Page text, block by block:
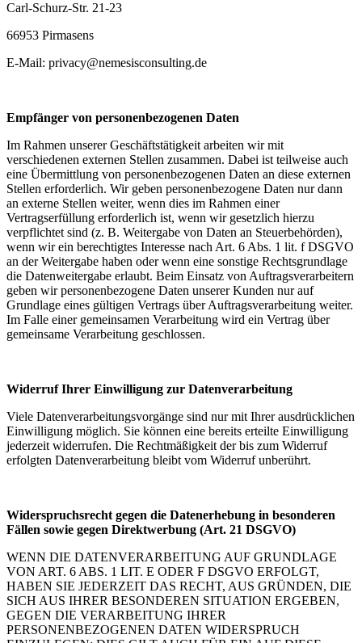
Carl-Schurz-Str. 21-23
66953 Pirmasens
E-Mail: privacy@nemesisconsulting.de
Empfänger von personenbezogenen Daten
Im Rahmen unserer Geschäftstätigkeit arbeiten wir mit
verschiedenen externen Stellen zusammen. Dabei ist teilweise auch
eine Übermittlung von personenbezogenen Daten an diese externen
Stellen erforderlich. Wir geben personenbezogene Daten nur dann
an externe Stellen weiter, wenn dies im Rahmen einer
Vertragserfüllung erforderlich ist, wenn wir gesetzlich hierzu
verpflichtet sind (z. B. Weitergabe von Daten an Steuerbehörden),
wenn wir ein berechtigtes Interesse nach Art. 6 Abs. 1 lit. f DSGVO
an der Weitergabe haben oder wenn eine sonstige Rechtsgrundlage
die Datenweitergabe erlaubt. Beim Einsatz von Auftragsverarbeitern
geben wir personenbezogene Daten unserer Kunden nur auf
Grundlage eines gültigen Vertrags über Auftragsverarbeitung weiter.
Im Falle einer gemeinsamen Verarbeitung wird ein Vertrag über
gemeinsame Verarbeitung geschlossen.
Widerruf Ihrer Einwilligung zur Datenverarbeitung
Viele Datenverarbeitungsvorgänge sind nur mit Ihrer ausdrücklichen
Einwilligung möglich. Sie können eine bereits erteilte Einwilligung
jederzeit widerrufen. Die Rechtmäßigkeit der bis zum Widerruf
erfolgten Datenverarbeitung bleibt vom Widerruf unberührt.
Widerspruchsrecht gegen die Datenerhebung in besonderen
Fällen sowie gegen Direktwerbung (Art. 21 DSGVO)
WENN DIE DATENVERARBEITUNG AUF GRUNDLAGE
VON ART. 6 ABS. 1 LIT. E ODER F DSGVO ERFOLGT,
HABEN SIE JEDERZEIT DAS RECHT, AUS GRÜNDEN, DIE
SICH AUS IHRER BESONDEREN SITUATION ERGEBEN,
GEGEN DIE VERARBEITUNG IHRER
PERSONENBEZOGENEN DATEN WIDERSPRUCH